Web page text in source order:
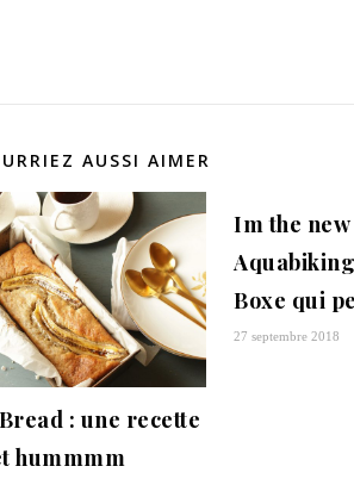
AUSSI AIMER
: une recette
hummmm
Im the new
Boxe qui
27 septembre 2018